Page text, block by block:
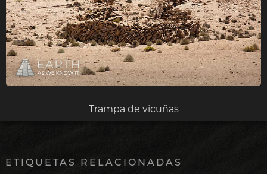
Trampa de vicuñas
ETIQUETAS RELACIONADAS